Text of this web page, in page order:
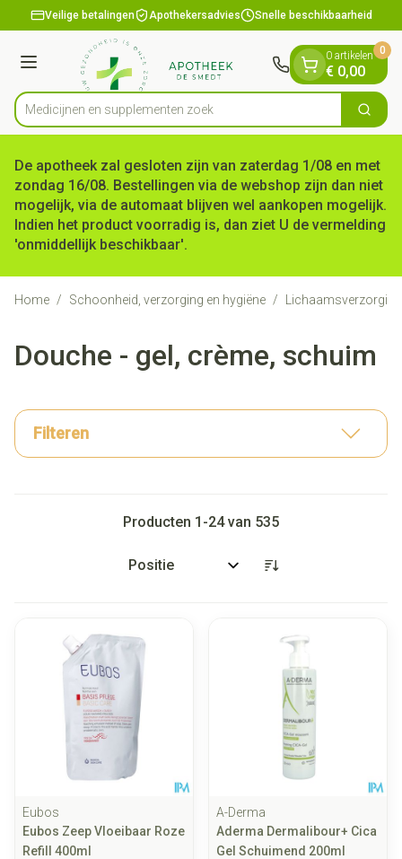
Ga naar de inhoud
1 van 1Veilige betalingen Apothekersadvies Snelle beschikbaarheid
Menu
Product, merk, categorie...
Medicijnen en Zoek
0 artikelen
€ 0,00
0
De apotheek zal gesloten zijn van zaterdag 1/08 en met
zondag 16/08. Bestellingen via de webshop zijn dan niet
mogelijk, via de automaat blijven wel aankopen mogelijk.
Indien het product voorradig is, dan ziet U de vermelding
'onmiddellijk beschikbaar'.
Home / Schoonheid, verzorging en hygiëne / Lichaamsverzorging
Douche - gel, crème, schuim
Filteren
Producten 1 -24van 535
Sorteer op:
Eubos
Eubos Zeep Vloeibaar Roze
Refill 400ml
A-Derma
Aderma Dermalibour+ Cica
Gel Schuimend 200ml